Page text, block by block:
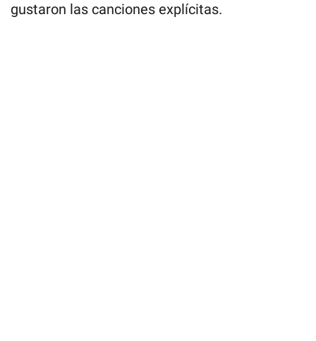
gustaron las canciones explícitas.